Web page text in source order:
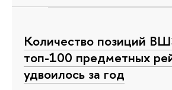
Количество позиций
топ-100 предметных
удвоилось за год